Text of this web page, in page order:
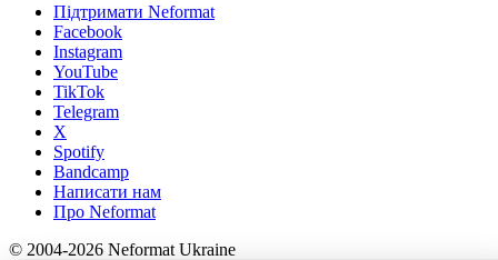
Підтримати Neformat
Facebook
Instagram
YouTube
TikTok
Telegram
X
Spotify
Bandcamp
Написати нам
Про Neformat
© 2004-2026 Neformat Ukraine